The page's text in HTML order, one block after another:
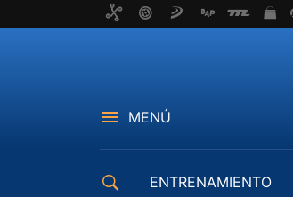
MENÚ
ENTRENAMIENTO